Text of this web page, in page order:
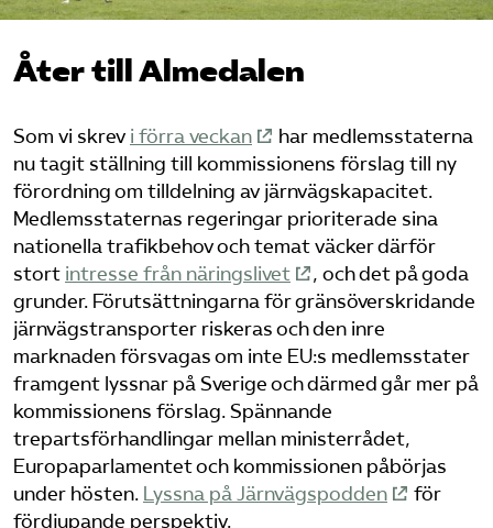
Om oss
Kontakt
Mina sidor (almega.se)
Bli medlem
Logga in på Arbetsgivarguiden
Sök på tagforetagen.se
Åter till Almedalen
Som vi skrev i förra veckan
har medlemsstaterna
nu tagit ställning till kommissionens förslag till ny
förordning om tilldelning av järnvägskapacitet.
Medlemsstaternas regeringar prioriterade sina
nationella trafikbehov och temat väcker därför
stort intresse från näringslivet
, och det på goda
grunder. Förutsättningarna för gränsöverskridande
järnvägstransporter riskeras och den inre
marknaden försvagas om inte EU:s medlemsstater
framgent lyssnar på Sverige och därmed går mer på
kommissionens förslag. Spännande
trepartsförhandlingar mellan ministerrådet,
Europaparlamentet och kommissionen påbörjas
under hösten. Lyssna på Järnvägspodden
för
fördjupande perspektiv.